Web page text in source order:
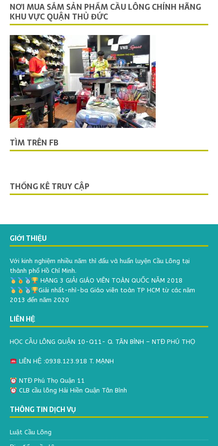
NƠI MUA SẮM SẢN PHẨM CẦU LÔNG CHÍNH HÃNG
KHU VỰC QUẬN THỦ ĐỨC
TÌM TRÊN FB
THỐNG KÊ TRUY CẬP
GIỚI THIỆU
Với kinh nghiệm nhiều năm thì đấu và huấn luyện Cầu Lông tại
thành phố Hồ Chí Minh.
HẠNG 3 GIẢI GIÁO VIÊN TOÀN QUỐC NĂM 2018
Giải nhất-nhì-ba Giáo viên toàn TP HCM từ các năm
2013 đến năm 2020
LIÊN HỆ
HỌC CẦU LÔNG QUẬN 10-Q11- Q. TÂN BÌNH – NTĐ PHÚ THỌ
LIÊN HỆ :0938.123.918 T. MẠNH
NTĐ Phú Thọ Quận 11
CLB cầu lông Hải Hiền Quận Tân Bình
THÔNG TIN DỊCH VỤ
Luật Cầu Lông